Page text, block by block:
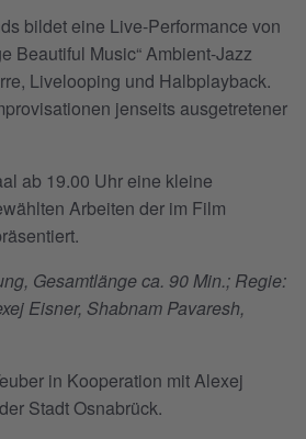
bildet eine Live-Performance von
Beautiful Music“ Ambient-Jazz
Livelooping und Halbplayback.
jenseits ausgetretener
ab 19.00 Uhr eine kleine
Arbeiten der im Film
Gesamtlänge ca. 90 Min.; Regie:
Eisner, Shabnam Pavaresh,
in Kooperation mit Alexej
Stadt Osnabrück.